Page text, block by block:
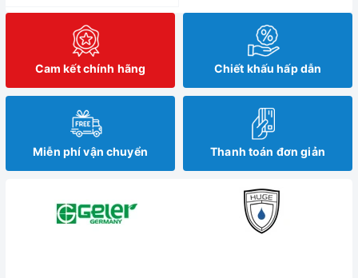
Cam kết chính hãng Chiết khấu hấp dẫn
Miễn phí vận chuyển Thanh toán đơn giản